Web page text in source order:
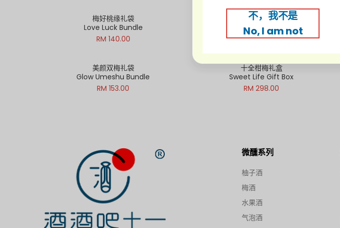
梅好桃缘礼袋
Love Luck Bundle
RM 140.00
好运金梨礼盒
Fortune Pine Gift Box
RM 298.00
美颜双梅礼袋
Glow Umeshu Bundle
RM 153.00
十全柑梅礼盒
Sweet Life Gift Box
RM 298.00
微醺系列
柚子酒
梅酒
水果酒
气泡酒
不，我不是
No, I am not